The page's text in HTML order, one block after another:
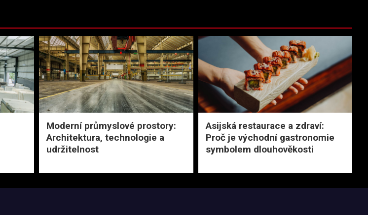
Moderní průmyslové prostory:
Architektura, technologie a
udržitelnost
Asijská restaurace a zdraví:
Proč je východní gastronomie
symbolem dlouhověkosti